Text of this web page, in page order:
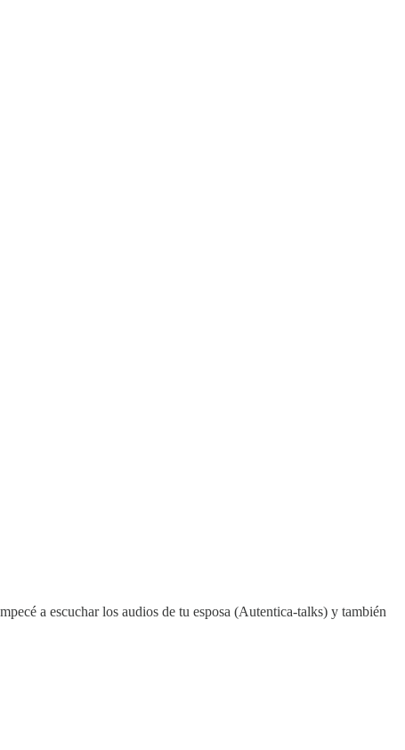
a escuchar los audios de tu esposa (Autentica-talks) y también